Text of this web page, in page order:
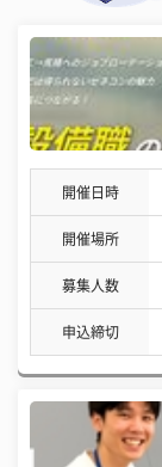
開催日時
開催場所
募集人数
申込締切